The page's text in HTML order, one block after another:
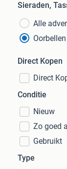
Sieraden,
Alle
Oorbellen
Direct Kopen
Direct
Conditie
Nieuw
Zo goed
Gebruikt
Type